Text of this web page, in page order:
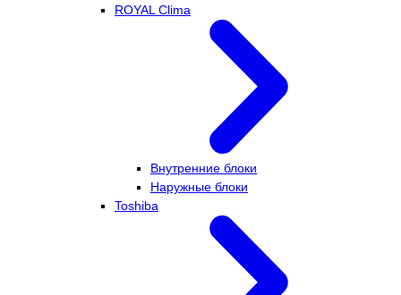
ROYAL Clima
Внутренние блоки
Наружные блоки
Toshiba